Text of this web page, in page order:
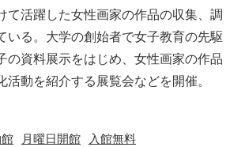
て活躍した女性画家の作品の収集、調
いる。大学の創始者で女子教育の先駆
の資料展示をはじめ、女性画家の作品
活動を紹介する展覧会などを開催。
月曜日開館 入館無料